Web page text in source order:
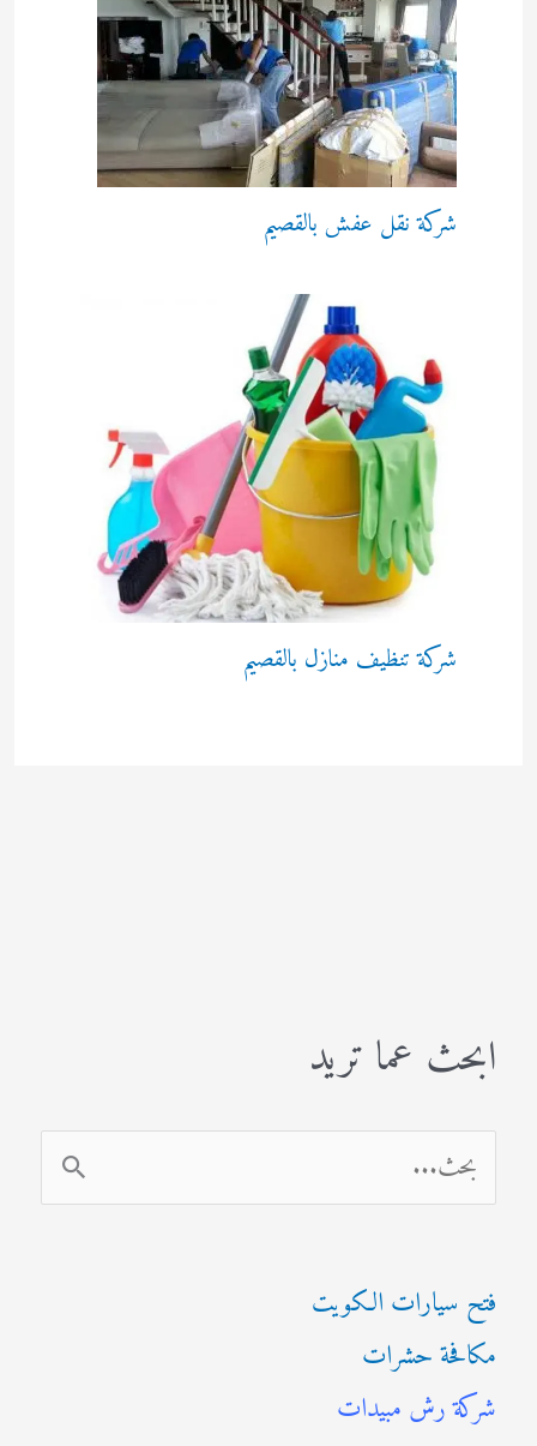
شركة نقل عفش بالقصيم
شركة تنظيف منازل بالقصيم
ابحث عما تريد
ل
ح
ث
ع
فتح سيارات الكويت
مكافحة حشرات
شركة رش مبيدات